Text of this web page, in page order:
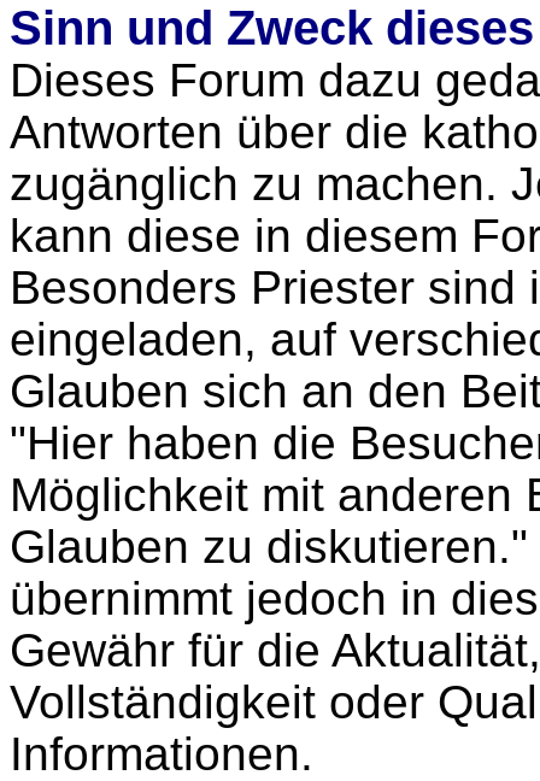
Sinn und Zweck
Dieses Forum dazu
Antworten über die
zugänglich zu machen.
kann diese in diesem
Besonders Priester sind
eingeladen, auf
Glauben sich an den
"Hier haben die
Möglichkeit mit anderen
Glauben zu
übernimmt jedoch in
Gewähr für die
Vollständigkeit oder
Informationen.